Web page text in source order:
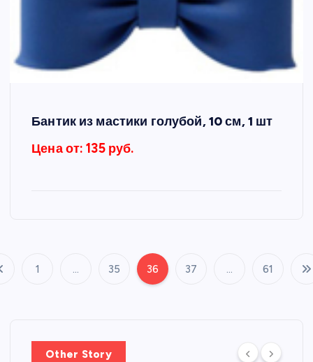
Бантик из мастики голубой, 10 см, 1 шт
Цена от: 135 руб.
П
1 … 35 36 37 … 61
Other Story